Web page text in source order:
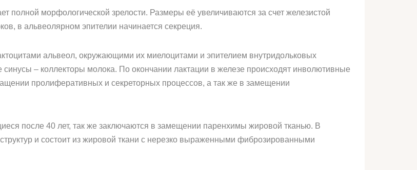
полной морфологической зрелости. Размеры её увеличиваются за счет железистой
в альвеолярном эпителии начинается секреция.
альвеол, окружающими их миелоцитами и эпителием внутридольковых
– коллекторы молока. По окончании лактации в железе происходят инволютивные
пролиферативных и секреторных процессов, а так же в замещении
после 40 лет, так же заключаются в замещении паренхимы жировой тканью. В
и состоит из жировой ткани с нерезко выраженными фиброзированными